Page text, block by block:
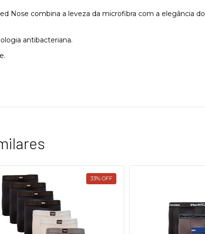
Nose combina a leveza da microfibra com a elegância
antibacteriana.
33% OFF